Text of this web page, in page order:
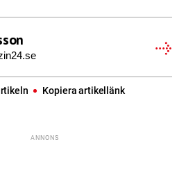
Kopiera artikellänk